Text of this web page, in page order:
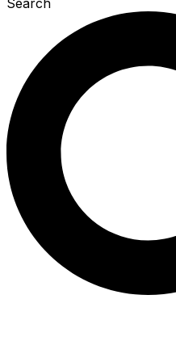
Search